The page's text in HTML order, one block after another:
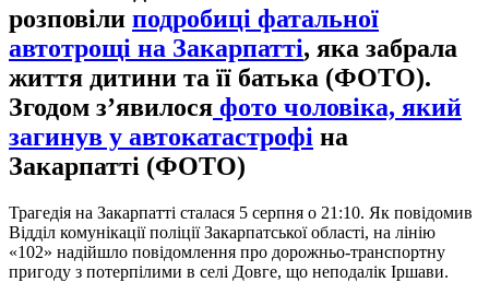
розповіли подробиці фатальної
автотрощі на Закарпатті, яка забрала
життя дитини та її батька (ФОТО).
Згодом з’явилося фото чоловіка, який
загинув у автокатастрофі на
Закарпатті (ФОТО)
Трагедія на Закарпатті сталася 5 серпня о 21:10. Як повідомив
Відділ комунікації поліції Закарпатської області, на лінію
«102» надійшло повідомлення про дорожньо-транспортну
пригоду з потерпілими в селі Довге, що неподалік Іршави.